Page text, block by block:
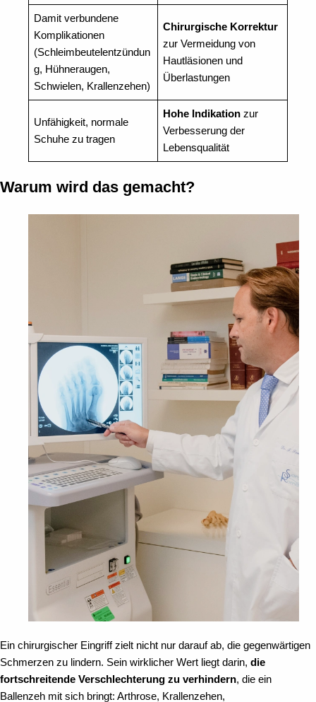
Damit verbundene
Komplikationen
(Schleimbeutelentzündun
g, Hühneraugen,
Schwielen, Krallenzehen)
Chirurgische Korrektur
zur Vermeidung von
Hautläsionen und
Überlastungen
Unfähigkeit, normale
Schuhe zu tragen
Hohe Indikation zur
Verbesserung der
Lebensqualität
Warum wird das gemacht?
Ein chirurgischer Eingriff zielt nicht nur darauf ab, die gegenwärtigen
Schmerzen zu lindern. Sein wirklicher Wert liegt darin, die
fortschreitende Verschlechterung zu verhindern, die ein
Ballenzeh mit sich bringt: Arthrose, Krallenzehen,